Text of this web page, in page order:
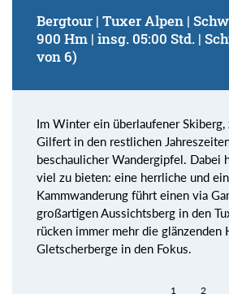
Bergtour | Tuxer Alpen |
900 Hm | insg. 05:00 Std. |
von 6)
Im Winter ein überlaufener
Gilfert in den restlichen
beschaulicher Wandergipfel. Dabei
viel zu bieten: eine herrliche und
Kammwanderung führt einen via
großartigen Aussichtsberg in den
rücken immer mehr die glänzenden
Gletscherberge in den Fokus.
1 2